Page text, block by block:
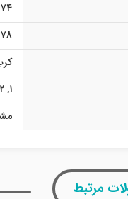
74
78
1
,
مرتبط